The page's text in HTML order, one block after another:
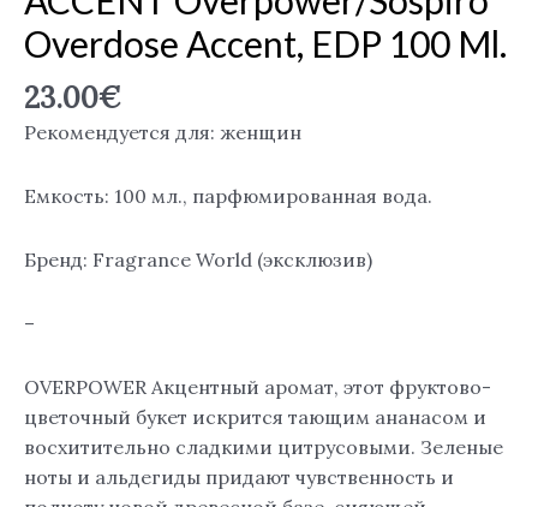
Overdose Accent, EDP 100 Ml.
23.00€
Рекомендуется для: женщин
Емкость: 100 мл., парфюмированная вода.
Бренд: Fragrance World (эксклюзив)
–
OVERPOWER Акцентный аромат, этот фруктово-
цветочный букет искрится тающим ананасом и
восхитительно сладкими цитрусовыми. Зеленые
ноты и альдегиды придают чувственность и
Overdose
Accent,
100
ml.